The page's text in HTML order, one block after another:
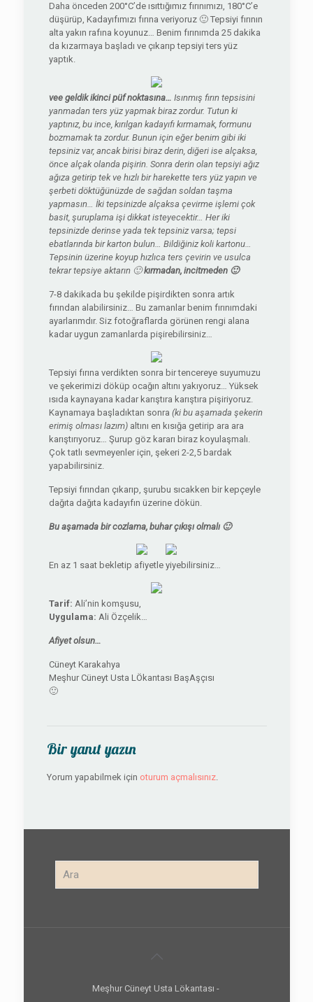
Daha önceden 200°C’de ısıttığımız fırınımızı, 180°C’e
düşürüp, Kadayıfımızı fırına veriyoruz 🙂 Tepsiyi fırının
alta yakın rafına koyunuz… Benim fırınımda 25 dakika
da kızarmaya başladı ve çıkarıp tepsiyi ters yüz
yaptık.
vee geldik ikinci püf noktasına… Isınmış fırın tepsisini
yanmadan ters yüz yapmak biraz zordur. Tutun ki
yaptınız, bu ince, kırılgan kadayıfı kırmamak, formunu
bozmamak ta zordur. Bunun için eğer benim gibi iki
tepsiniz var, ancak birisi biraz derin, diğeri ise alçaksa,
önce alçak olanda pişirin. Sonra derin olan tepsiyi ağız
ağıza getirip tek ve hızlı bir harekette ters yüz yapın ve
şerbeti döktüğünüzde de sağdan soldan taşma
yapmasın… İki tepsinizde alçaksa çevirme işlemi çok
basit, şuruplama işi dikkat isteyecektir… Her iki
tepsinizde derinse yada tek tepsiniz varsa; tepsi
ebatlarında bir karton bulun… Bildiğiniz koli kartonu…
Tepsinin üzerine koyup hızlıca ters çevirin ve usulca
tekrar tepsiye aktarın 🙂kırmadan, incitmeden 🙂
7-8 dakikada bu şekilde pişirdikten sonra artık
fırından alabilirsiniz… Bu zamanlar benim fırınımdaki
ayarlarımdır. Siz fotoğraflarda görünen rengi alana
kadar uygun zamanlarda pişirebilirsiniz…
Tepsiyi fırına verdikten sonra bir tencereye suyumuzu
ve şekerimizi döküp ocağın altını yakıyoruz… Yüksek
ısıda kaynayana kadar karıştıra karıştıra pişiriyoruz.
Kaynamaya başladıktan sonra (ki bu aşamada şekerin
erimiş olması lazım)altını en kısığa getirip ara ara
karıştırıyoruz… Şurup göz kararı biraz koyulaşmalı.
Çok tatlı sevmeyenler için, şekeri 2-2,5 bardak
yapabilirsiniz.
Tepsiyi fırından çıkarıp, şurubu sıcakken bir kepçeyle
dağıta dağıta kadayıfın üzerine dökün.
Bu aşamada bir cozlama, buhar çıkışı olmalı 🙂
En az 1 saat bekletip afiyetle yiyebilirsiniz…
Tarif: Ali’nin komşusu,
Uygulama: Ali Özçelik…
Afiyet olsun…
Cüneyt Karakahya
Meşhur Cüneyt Usta LÖkantası BaşAşçısı
🙂
Bir yanıt yazın
Yorum yapabilmek için oturum açmalısınız.
Meşhur Cüneyt Usta Lökantası -